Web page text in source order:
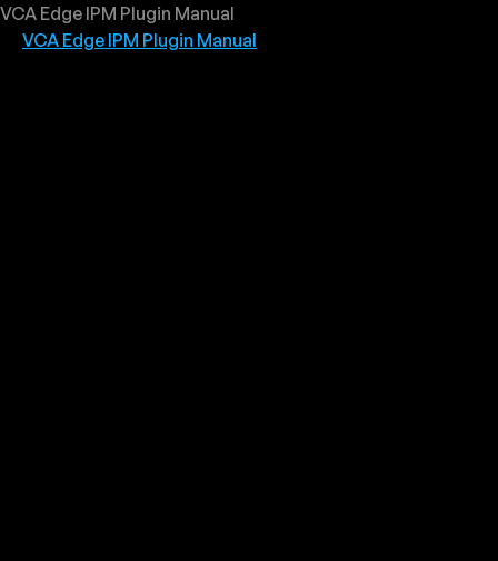
VCA Edge IPM Plugin Manual
VCA Edge IPM Plugin Manual